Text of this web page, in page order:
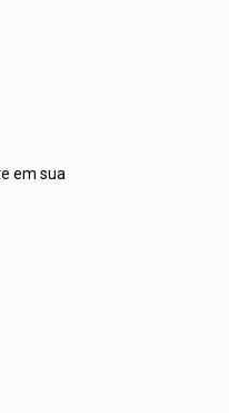
em sua